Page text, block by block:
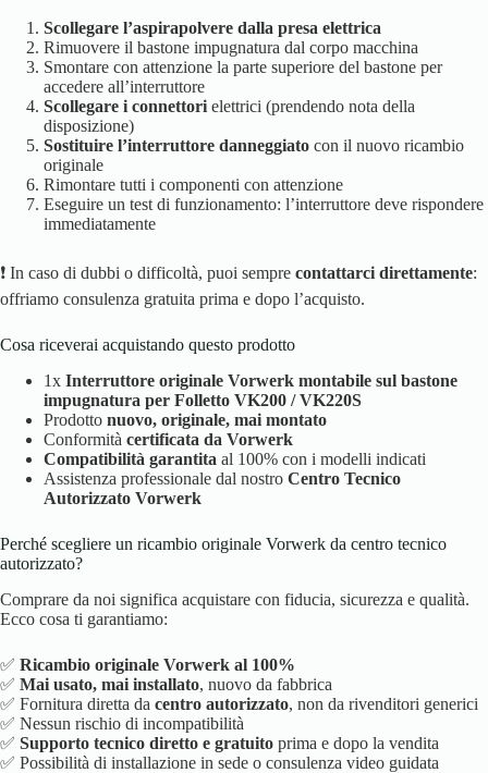
Scollegare l’aspirapolvere dalla presa elettrica
Rimuovere il bastone impugnatura dal corpo macchina
Smontare con attenzione la parte superiore del bastone per
accedere all’interruttore
Scollegare i connettori elettrici (prendendo nota della
disposizione)
Sostituire l’interruttore danneggiato con il nuovo ricambio
originale
Rimontare tutti i componenti con attenzione
Eseguire un test di funzionamento: l’interruttore deve rispondere
immediatamente
❗ In caso di dubbi o difficoltà, puoi sempre contattarci direttamente:
offriamo consulenza gratuita prima e dopo l’acquisto.
Cosa riceverai acquistando questo prodotto
1x Interruttore originale Vorwerk montabile sul bastone
impugnatura per Folletto VK200 / VK220S
Prodotto nuovo, originale, mai montato
Conformità certificata da Vorwerk
Compatibilità garantita al 100% con i modelli indicati
Assistenza professionale dal nostro Centro Tecnico
Autorizzato Vorwerk
Perché scegliere un ricambio originale Vorwerk da centro tecnico
autorizzato?
Comprare da noi significa acquistare con fiducia, sicurezza e qualità.
Ecco cosa ti garantiamo:
✅ Ricambio originale Vorwerk al 100%
✅ Mai usato, mai installato, nuovo da fabbrica
✅ Fornitura diretta da centro autorizzato, non da rivenditori generici
✅ Nessun rischio di incompatibilità
✅ Supporto tecnico diretto e gratuito prima e dopo la vendita
✅ Possibilità di installazione in sede o consulenza video guidata